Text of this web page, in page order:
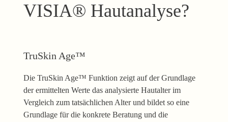
VISIA® Hautanalyse?
TruSkin Age™
Die TruSkin Age™ Funktion zeigt auf der Grundlage
der ermittelten Werte das analysierte Hautalter im
Vergleich zum tatsächlichen Alter und bildet so eine
Grundlage für die konkrete Beratung und die